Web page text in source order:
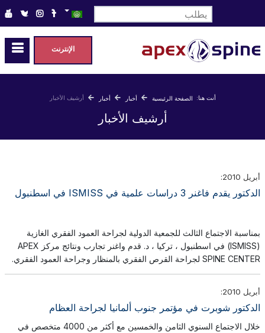
اختر لغتك
الإنترنت
أنت هنا: الصفحة الرئيسية أخبار أخبار أرشيف الأخبار
أرشيف الأخبار
أبريل 2010:
الدكتور يقدم فاغنر 3 دراسات علمية في ISMISS في اسطنبول
بمناسبة الاجتماع الثالث للجمعية الدولية لجراحة العمود الفقري الغازية
(ISMISS) في اسطنبول ، تركيا ، د. قدم واغنر تجارب ونتائج مركز APEX
SPINE CENTER لجراحة القرص الفقري بالمنظار وجراحة العمود الفقري.
أبريل 2010:
الدكتور شوبرت في مؤتمر جنوب ألمانيا لجراحة العظام
خلال الاجتماع السنوي الثامن والخمسين مع أكثر من 4000 متخصص في